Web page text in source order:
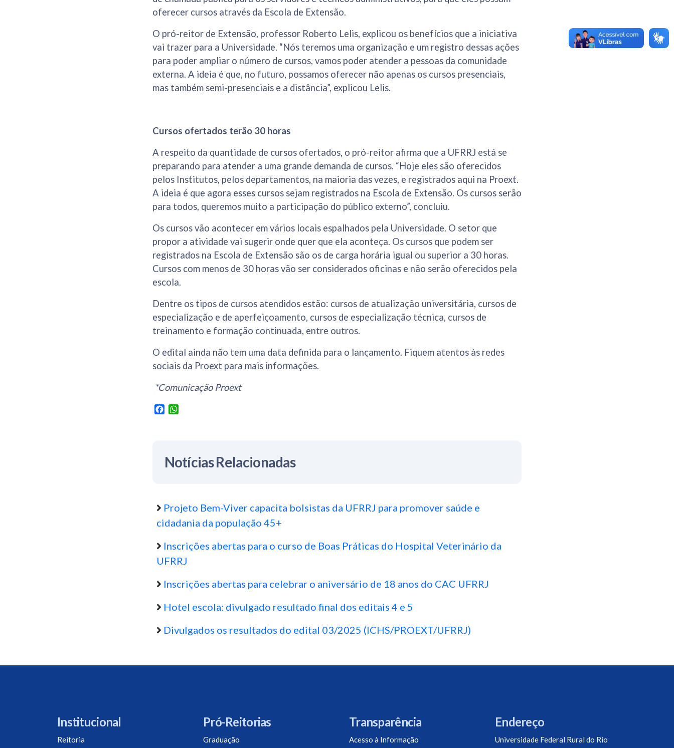
oferecer cursos através da Escola de Extensão.
O pró-reitor de Extensão, professor Roberto Lelis, explicou os benefícios que a iniciativa
vai trazer para a Universidade. “Nós teremos uma organização e um registro dessas ações
para poder ampliar o número de cursos, vamos poder atender a pessoas da comunidade
externa. A ideia é que, no futuro, possamos oferecer não apenas os cursos presenciais,
mas também semi-presenciais e a distância”, explicou Lelis.
Cursos ofertados terão 30 horas
A respeito da quantidade de cursos ofertados, o pró-reitor afirma que a UFRRJ está se
preparando para atender a uma grande demanda de cursos. “Hoje eles são oferecidos
pelos Institutos, pelos departamentos, na maioria das vezes, e registrados aqui na Proext.
A ideia é que agora esses cursos sejam registrados na Escola de Extensão. Os cursos serão
para todos, queremos muito a participação do público externo”, concluiu.
Os cursos vão acontecer em vários locais espalhados pela Universidade. O setor que
propor a atividade vai sugerir onde quer que ela aconteça. Os cursos que podem ser
registrados na Escola de Extensão são os de carga horária igual ou superior a 30 horas.
Cursos com menos de 30 horas vão ser considerados oficinas e não serão oferecidos pela
escola.
Dentre os tipos de cursos atendidos estão: cursos de atualização universitária, cursos de
especialização e de aperfeiçoamento, cursos de especialização técnica, cursos de
treinamento e formação continuada, entre outros.
O edital ainda não tem uma data definida para o lançamento. Fiquem atentos às redes
sociais da Proext para mais informações.
*Comunicação Proext
Facebook
Notícias Relacionadas
Projeto Bem-Viver capacita bolsistas da UFRRJ para promover saúde e
cidadania da população 45+
Inscrições abertas para o curso de Boas Práticas do Hospital Veterinário da
UFRRJ
Inscrições abertas para celebrar o aniversário de 18 anos do CAC UFRRJ
Hotel escola: divulgado resultado final dos editais 4 e 5
Divulgados os resultados do edital 03/2025 (ICHS/PROEXT/UFRRJ)
Institucional
Reitoria
Pró-Reitorias
Graduação
Transparência
Acesso à Informação
Endereço
Universidade Federal Rural do Rio